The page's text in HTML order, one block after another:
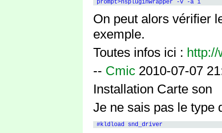
On peut alors vérifier
exemple.
Toutes infos ici :
-- Cmic 2010-07-07
Installation Carte son
Je ne sais pas le type